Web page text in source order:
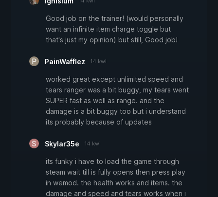
Good job on the trainer! (would personally
want an infinite item charge toggle but
that's just my opinion) but still, Good job!
PainWafflez 14 kwi
worked great except unlimited speed and
tears ranger was a bit buggy, my tears went
SUPER fast as well as range. and the
damage is a bit buggy too but i understand
its probably because of updates
Skylar35e 14 kwi
its funky i have to load the game through
steam wait till is fully opens then press play
in wemod. the health works and items. the
damage and speed and tears works when i